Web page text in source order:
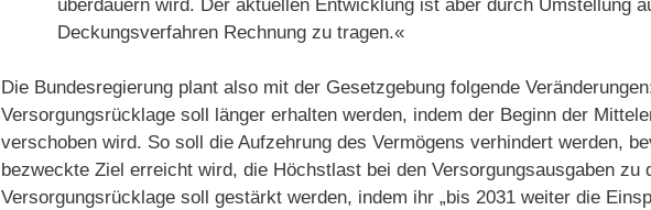
überdauern wird. Der aktuellen Entwicklung ist aber durch Umstellung
Deckungsverfahren Rechnung zu tragen.«
Die Bundesregierung plant also mit der Gesetzgebung folgende
Versorgungsrücklage soll länger erhalten werden, indem der Beginn der
verschoben wird. So soll die Aufzehrung des Vermögens verhindert werden,
bezweckte Ziel erreicht wird, die Höchstlast bei den Versorgungsausgaben zu
Versorgungsrücklage soll gestärkt werden, indem ihr „bis 2031 weiter die